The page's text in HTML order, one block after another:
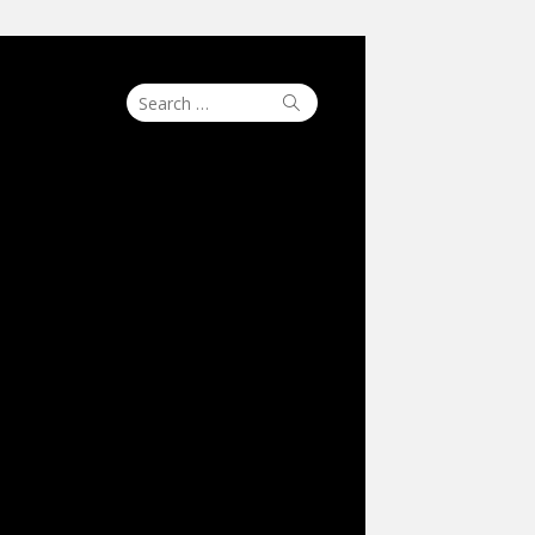
Search
for:
Search